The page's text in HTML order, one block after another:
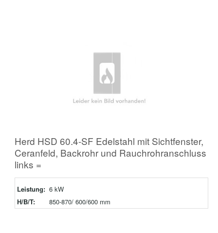
Herd HSD 60.4-SF Edelstahl mit Sichtfenster,
Ceranfeld, Backrohr und Rauchrohranschluss
links =
Leistung: 6 kW
H/B/T:
850-870/ 600/600 mm